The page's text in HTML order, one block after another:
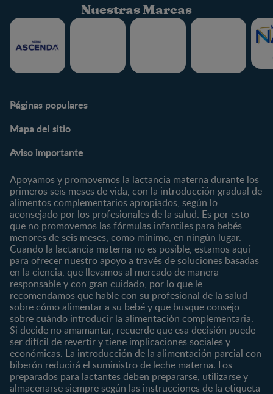
Nuestras Marcas
Páginas populares
Expertos en Nutrición
Preguntas Frecuentes
¿Quiénes somos?
Marcas y productos
Nuestros Productos
Nuestras Marcas
Mapa del sitio
Preconcepción
Embarazo
Posparto
0 a 4 meses
4 a 6 meses
6 a 8 meses
8 a 12 meses
12 a 24 meses
Desde 2 años
Preescolar
Escolar
Nutrición
Salud
Maternidad
Paternidad
Vida en familia
Marcas
CERELAC®
GERBER®
Productos
Cereales Infantiles
Compotas y galletas
Aviso importante
Apoyamos y promovemos la lactancia materna durante los
primeros seis meses de vida, con la introducción gradual de
alimentos complementarios apropiados, según lo
aconsejado por los profesionales de la salud. Es por esto
que no promovemos las fórmulas infantiles para bebés
menores de seis meses, como mínimo, en ningún lugar.
Cuando la lactancia materna no es posible, estamos aquí
para ofrecer nuestro apoyo a través de soluciones basadas
en la ciencia, que llevamos al mercado de manera
responsable y con gran cuidado, por lo que le
recomendamos que hable con su profesional de la salud
sobre cómo alimentar a su bebé y que busque consejo
sobre cuándo introducir la alimentación complementaria.
Si decide no amamantar, recuerde que esa decisión puede
ser difícil de revertir y tiene implicaciones sociales y
económicas. La introducción de la alimentación parcial con
biberón reducirá el suministro de leche materna. Los
preparados para lactantes deben prepararse, utilizarse y
almacenarse siempre según las instrucciones de la etiqueta